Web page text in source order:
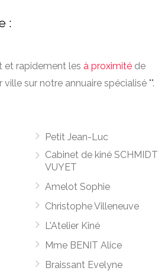
:
et rapidement les à proximité de
sur notre annuaire spécialisé "".
Petit Jean-Luc
Cabinet de kiné SCHMIDT
VUYET
Amelot Sophie
Christophe Villeneuve
L'Atelier Kiné
Mme BENIT Alice
Braissant Evelyne